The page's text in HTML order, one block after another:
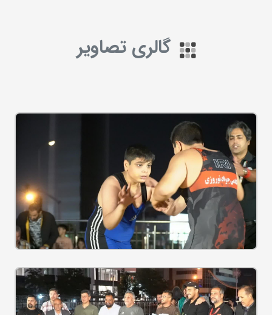
گالری تصاویر